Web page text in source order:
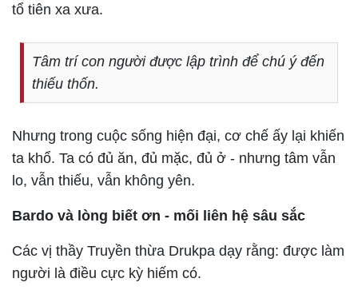
tổ tiên xa xưa.
Tâm trí con người được lập trình để chú ý đến
thiếu thốn.
Nhưng trong cuộc sống hiện đại, cơ chế ấy lại khiến
ta khổ. Ta có đủ ăn, đủ mặc, đủ ở - nhưng tâm vẫn
lo, vẫn thiếu, vẫn không yên.
Bardo và lòng biết ơn - mối liên hệ sâu sắc
Các vị thầy Truyền thừa Drukpa dạy rằng: được làm
người là điều cực kỳ hiếm có.